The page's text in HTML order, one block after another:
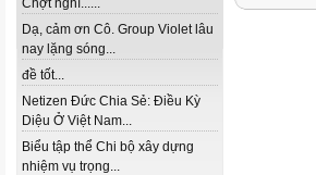
Chợt nghĩ......
Dạ, cảm ơn Cô. Group Violet lâu
nay lặng sóng...
đề tốt...
Netizen Đức Chia Sẻ: Điều Kỳ
Diệu Ở Việt Nam...
Biểu tập thể Chi bộ xây dựng
nhiệm vụ trọng...